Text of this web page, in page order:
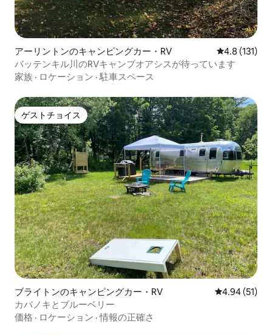
アーリントンのキャンピングカー・RV レビュー131
4.8 (131)
バッテンキル川のRVキャンプオアシスが待っています
家族 · ロケーション ·駐車スペース
ゲストチョイス
ゲストチョイス
ブライトンのキャンピングカー・RV レビュー51
4.94 (51)
カバノキとブルーベリー
価格 · ロケーション ·情報の正確さ